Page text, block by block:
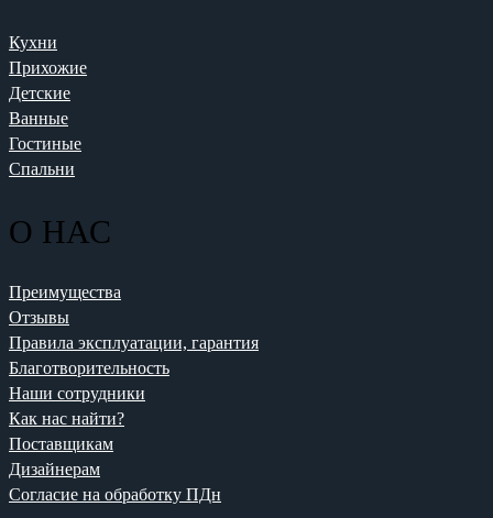
Кухни
Прихожие
Детские
Ванные
Гостиные
Спальни
О НАС
Преимущества
Отзывы
Правила эксплуатации, гарантия
Благотворительность
Наши сотрудники
Как нас найти?
Поставщикам
Дизайнерам
Согласие на обработку ПДн